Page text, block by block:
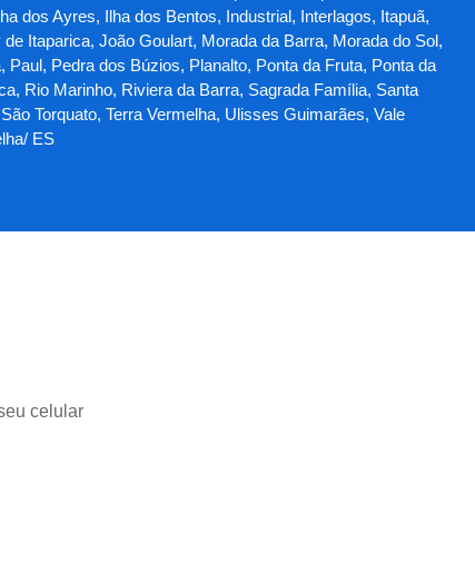
dos Ayres, Ilha dos Bentos, Industrial, Interlagos, Itapuã,
Itaparica, João Goulart, Morada da Barra, Morada do Sol,
Pedra dos Búzios, Planalto, Ponta da Fruta, Ponta da
Rio Marinho, Riviera da Barra, Sagrada Família, Santa
Torquato, Terra Vermelha, Ulisses Guimarães, Vale
ES
celular